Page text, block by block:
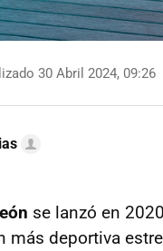
30 Abril 2024, 09:26
se lanzó en
más deportiva